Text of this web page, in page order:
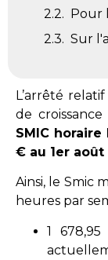
Pour
Sur
L’arrêté
de
SMIC
€ au 1er août
Ainsi, le Smic
heures par
1